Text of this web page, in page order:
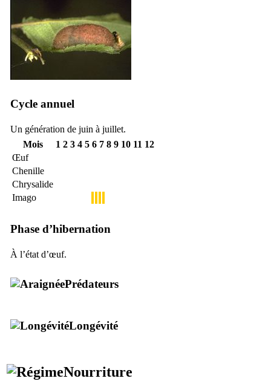
Cycle annuel
Un génération de juin à juillet.
Mois
1 2 3 4 5 6 7 8 9 10 11 12
Œuf
Chenille
Chrysalide
Imago
Phase d’hibernation
À l’état d’œuf.
Prédateurs
Longévité
Nourriture